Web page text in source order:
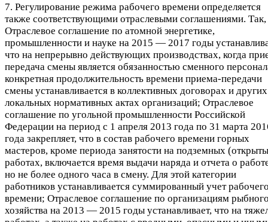
7. Регулирование режима рабочего времени определяется
также соответствующими отраслевыми соглашениями. Так,
Отраслевое соглашение по атомной энергетике,
промышленности и науке на 2015 — 2017 годы
что на непрерывно действующих производствах, когда
передача смены является обязанностью сменного
конкретная продолжительность времени приема-передачи
смены устанавливается в коллективных договорах и других
локальных нормативных актах организаций; Отраслевое
соглашение по угольной промышленности Российской
Федерации на период с 1 апреля 2013 года по 31 марта
года закрепляет, что в состав рабочего времени горных
мастеров, кроме периода занятости на подземных
работах, включается время выдачи наряда и отчета о
но не более одного часа в смену. Для этой категории
работников устанавливается суммированный учет
времени; Отраслевое соглашение по организациям
хозяйства на 2013 — 2015 годы устанавливает, что на